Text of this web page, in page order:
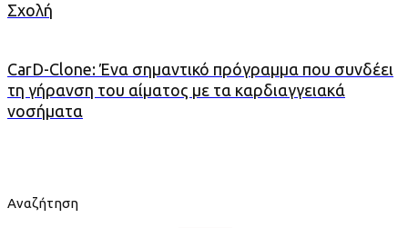
Σχολή
CarD-Clone: Ένα σημαντικό πρόγραμμα που συνδέει
τη γήρανση του αίματος με τα καρδιαγγειακά
νοσήματα
Αναζήτηση